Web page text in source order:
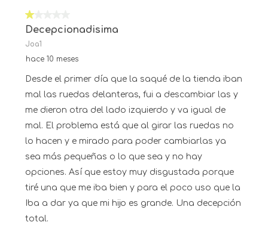
Reseñas.
1 de 5 estrellas.
Decepcionadisima
Joa1
hace 10 meses
Desde el primer día que la saqué de la tienda iban
mal las ruedas delanteras, fui a descambiar las y
me dieron otra del lado izquierdo y va igual de
mal. El problema está que al girar las ruedas no
lo hacen y e mirado para poder cambiarlas ya
sea más pequeñas o lo que sea y no hay
opciones. Así que estoy muy disgustada porque
tiré una que me iba bien y para el poco uso que la
Iba a dar ya que mi hijo es grande. Una decepción
total.